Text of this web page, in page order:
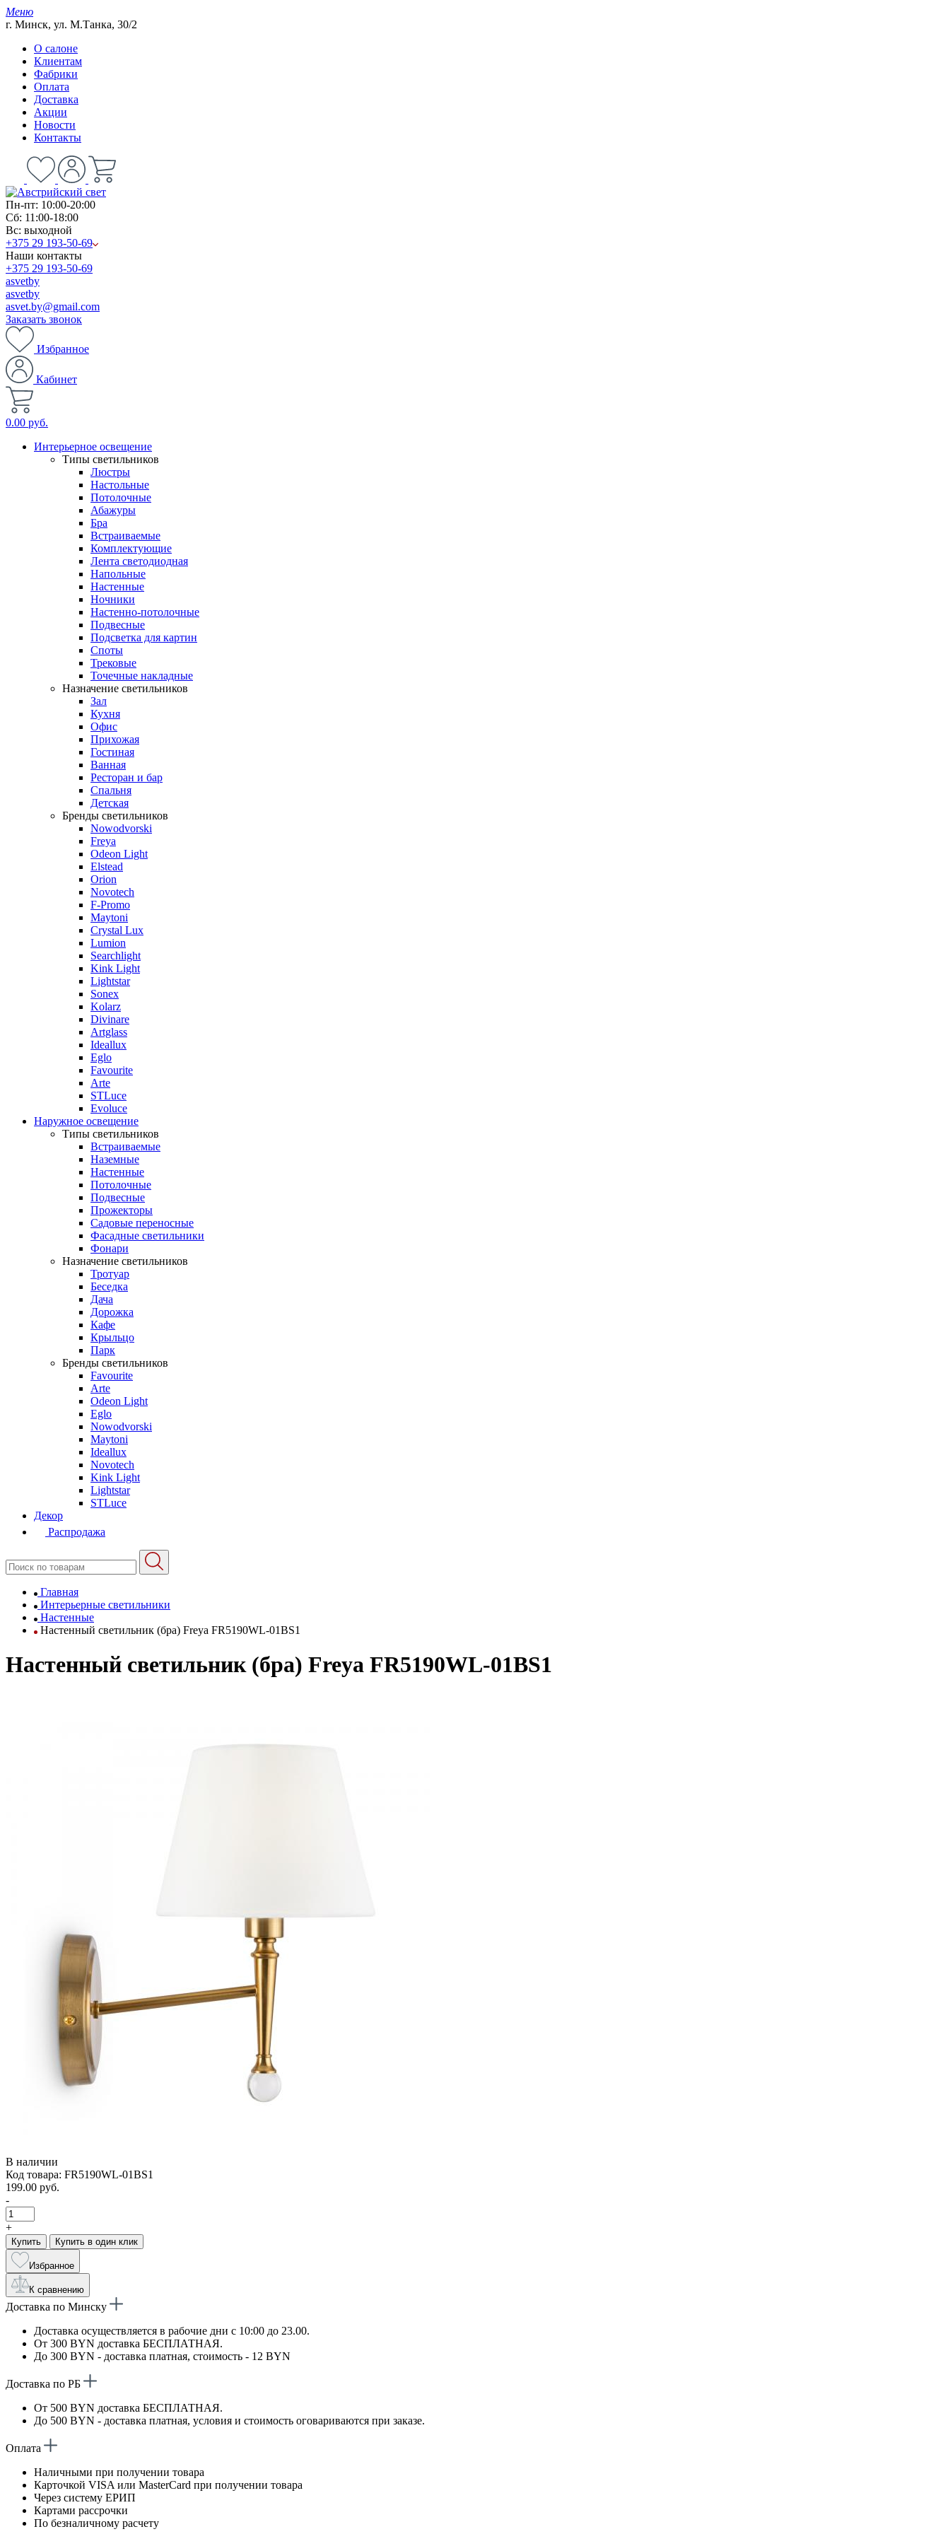
Меню
г. Минск, ул. М.Танка, 30/2
О салоне
Клиентам
Фабрики
Оплата
Доставка
Акции
Новости
Контакты
Пн-пт: 10:00-20:00
Сб: 11:00-18:00
Вс: выходной
+375 29 193-50-69
Наши контакты
+375 29 193-50-69
asvetby
asvetby
asvet.by@gmail.com
Заказать звонок
Избранное
Кабинет
0.00 руб.
Интерьерное освещение
Типы светильников
Люстры
Настольные
Потолочные
Абажуры
Бра
Встраиваемые
Комплектующие
Лента светодиодная
Напольные
Настенные
Ночники
Настенно-потолочные
Подвесные
Подсветка для картин
Споты
Трековые
Точечные накладные
Назначение светильников
Зал
Кухня
Офис
Прихожая
Гостиная
Ванная
Ресторан и бар
Спальня
Детская
Бренды светильников
Nowodvorski
Freya
Odeon Light
Elstead
Orion
Novotech
F-Promo
Maytoni
Crystal Lux
Lumion
Searchlight
Kink Light
Lightstar
Sonex
Kolarz
Divinare
Artglass
Ideallux
Eglo
Favourite
Arte
STLuce
Evoluce
Наружное освещение
Типы светильников
Встраиваемые
Наземные
Настенные
Потолочные
Подвесные
Прожекторы
Садовые переносные
Фасадные светильники
Фонари
Назначение светильников
Тротуар
Беседка
Дача
Дорожка
Кафе
Крыльцо
Парк
Бренды светильников
Favourite
Arte
Odeon Light
Eglo
Nowodvorski
Maytoni
Ideallux
Novotech
Kink Light
Lightstar
STLuce
Декор
Распродажа
Главная
Интерьерные светильники
Настенные
Настенный светильник (бра) Freya FR5190WL-01BS1
Настенный светильник (бра) Freya FR5190WL-01BS1
В наличии
Код товара: FR5190WL-01BS1
199.00 руб.
-
+
Купить Купить в один клик
Избранное
К сравнению
Доставка по Минску
Доставка осуществляется в рабочие дни с 10:00 до 23.00.
От 300 BYN доставка БЕСПЛАТНАЯ.
До 300 BYN - доставка платная, стоимость - 12 BYN
Доставка по РБ
От 500 BYN доставка БЕСПЛАТНАЯ.
До 500 BYN - доставка платная, условия и стоимость оговариваются при заказе.
Оплата
Наличными при получении товара
Карточкой VISA или MasterCard при получении товара
Через систему ЕРИП
Картами рассрочки
По безналичному расчету